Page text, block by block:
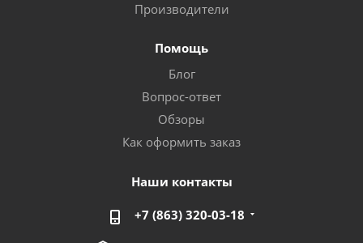
Производители
Помощь
Блог
Вопрос-ответ
Обзоры
Как оформить заказ
Наши контакты
+7 (863) 320-03-18